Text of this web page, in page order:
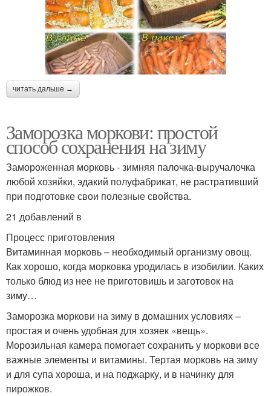
читать дальше →
Заморозка моркови: простой
способ сохранения на зиму
Замороженная морковь - зимняя палочка-выручалочка
любой хозяйки, эдакий полуфабрикат, не растративший
при подготовке свои полезные свойства.
21 добавлений в
Процесс приготовления
Витаминная морковь – необходимый организму овощ.
Как хорошо, когда морковка уродилась в изобилии. Каких
только блюд из нее не приготовишь и заготовок на
зиму…
Заморозка моркови на зиму в домашних условиях –
простая и очень удобная для хозяек «вещь».
Морозильная камера помогает сохранить у моркови все
важные элементы и витамины. Тертая морковь на зиму
и для супа хороша, и на поджарку, и в начинку для
пирожков.